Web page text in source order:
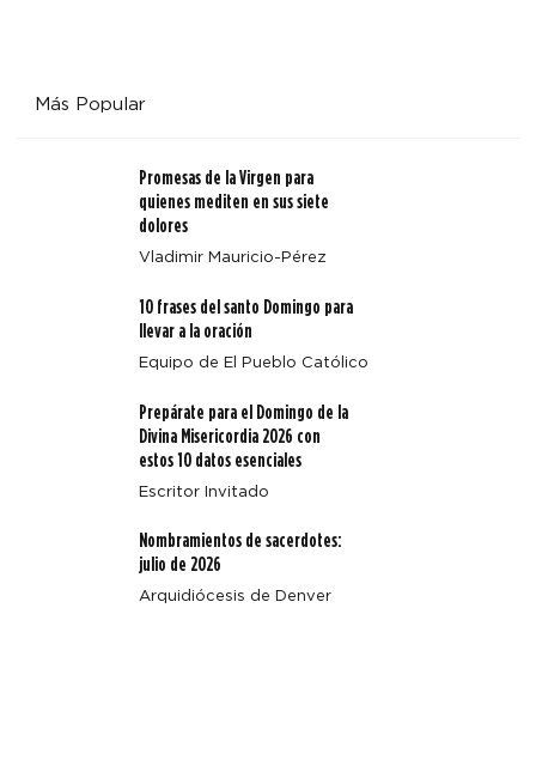
Más Popular
Promesas de la Virgen para
quienes mediten en sus siete
dolores
Vladimir Mauricio-Pérez
10 frases del santo Domingo para
llevar a la oración
Equipo de El Pueblo Católico
Prepárate para el Domingo de la
Divina Misericordia 2026 con
estos 10 datos esenciales
Escritor Invitado
Nombramientos de sacerdotes:
julio de 2026
Arquidiócesis de Denver